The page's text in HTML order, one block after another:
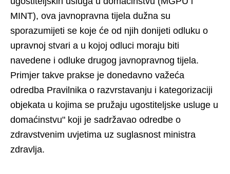
MINT), ova javnopravna tijela dužna su
sporazumijeti se koje će od njih donijeti odluku o
upravnoj stvari a u kojoj odluci moraju biti
navedene i odluke drugog javnopravnog tijela.
Primjer takve prakse je donedavno važeća
odredba Pravilnika o razvrstavanju i kategorizaciji
objekata u kojima se pružaju ugostiteljske usluge u
domaćinstvu" koji je sadržavao odredbe o
zdravstvenim uvjetima uz suglasnost ministra
zdravlja.